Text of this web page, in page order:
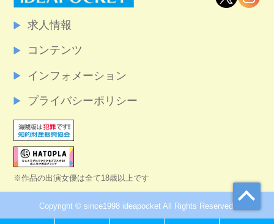
求人情報
コンテンツ
インフォメーション
プライバシーポリシー
※作品の出演女優は全て18歳以上です
Copyright © since1998 ideapocket All Rights Reserved.